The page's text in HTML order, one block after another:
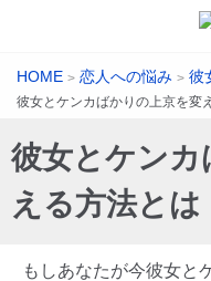
HOME > 恋人への悩み > 彼
彼女とケンカばかりの上京を変
彼女とケン
える方法とは
もしあなたが今彼女と